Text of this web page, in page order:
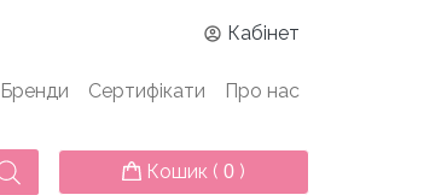
Кабінет
Бренди Сертифікати Про нас
Кошик ( 0 )